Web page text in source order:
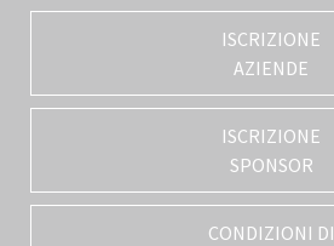
ISCRIZIONE
AZIENDE
ISCRIZIONE
SPONSOR
CONDIZIONI DI